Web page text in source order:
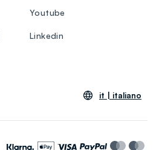
Youtube
Linkedin
it | italiano